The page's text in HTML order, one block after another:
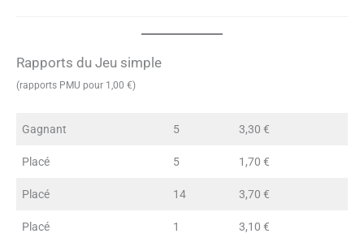
Rapports du Jeu simple
(rapports PMU pour 1,00 €)
Gagnant 5 3,30 €
Placé 5 1,70 €
Placé 14 3,70 €
Placé 1 3,10 €